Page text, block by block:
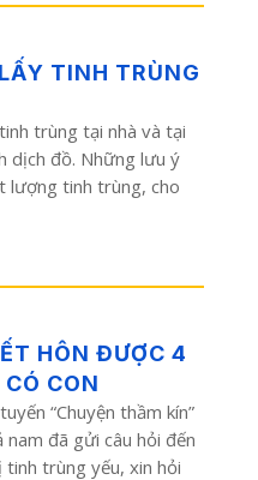
TINH TRÙNG
trùng tại nhà và tại
dịch đồ. Những lưu ý
lượng tinh trùng, cho
HÔN ĐƯỢC 4
CON
“Chuyện thầm kín”
đã gửi câu hỏi đến
trùng yếu, xin hỏi